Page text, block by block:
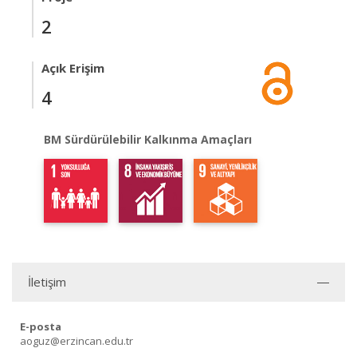
2
Açık Erişim
4
BM Sürdürülebilir Kalkınma Amaçları
İletişim
E-posta
aoguz@erzincan.edu.tr